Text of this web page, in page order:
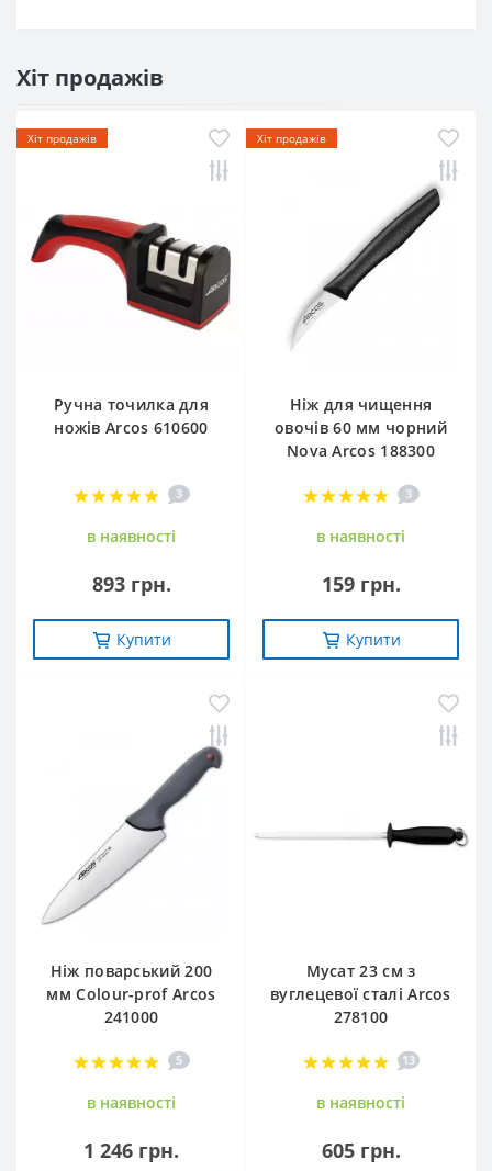
Хіт продажів
Хіт продажів
Ручна точилка для
ножів Arcos 610600
3
в наявностi
893 грн.
Купити
Хіт продажів
Ніж для чищення
овочів 60 мм чорний
Nova Arcos 188300
3
в наявностi
159 грн.
Купити
Ніж поварський 200
мм Сolour-prof Arcos
241000
5
в наявностi
1 246 грн.
Мусат 23 см з
вуглецевої сталі Arcos
278100
13
в наявностi
605 грн.